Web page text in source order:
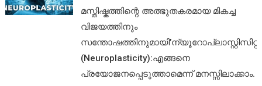
മസ്തിഷ്കത്തിന്റെ അത്ഭുതകരമായ മികച്ച
വിജയത്തിനും
സന്തോഷത്തിനുമായി’ന്യൂറോപ്ലാസ്റ്റിസിറ്റി’
(Neuroplasticity):എങ്ങനെ
പ്രയോജനപ്പെടുത്താമെന്ന് മനസ്സിലാക്കാം.